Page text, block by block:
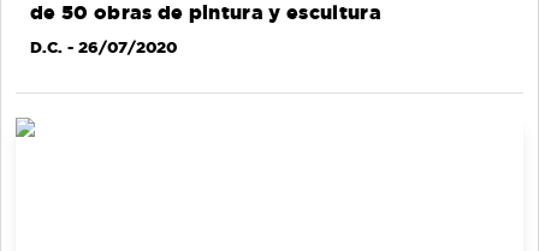
de 50 obras de pintura y escultura
D.C. - 26/07/2020